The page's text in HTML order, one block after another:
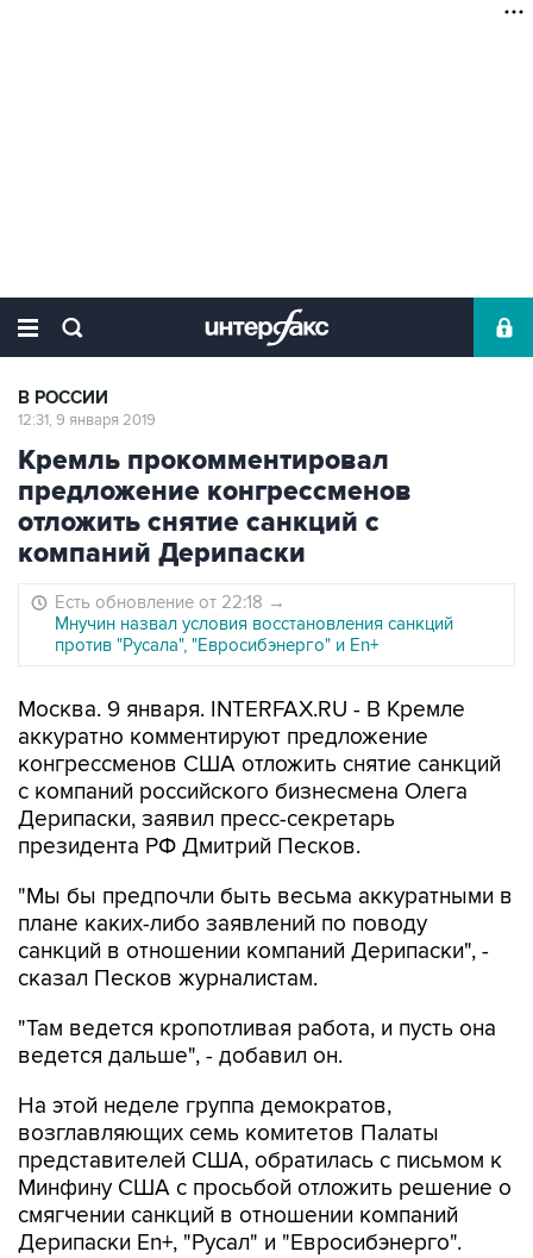
В РОССИИ
12:31, 9 января 2019
Кремль прокомментировал
предложение конгрессменов
отложить снятие санкций с
компаний Дерипаски
Есть обновление от 22:18 →
Мнучин назвал условия восстановления санкций
против "Русала", "Евросибэнерго" и En+
Москва. 9 января. INTERFAX.RU - В Кремле
аккуратно комментируют предложение
конгрессменов США отложить снятие санкций
с компаний российского бизнесмена Олега
Дерипаски, заявил пресс-секретарь
президента РФ Дмитрий Песков.
"Мы бы предпочли быть весьма аккуратными в
плане каких-либо заявлений по поводу
санкций в отношении компаний Дерипаски", -
сказал Песков журналистам.
"Там ведется кропотливая работа, и пусть она
ведется дальше", - добавил он.
На этой неделе группа демократов,
возглавляющих семь комитетов Палаты
представителей США, обратилась с письмом к
Минфину США с просьбой отложить решение о
смягчении санкций в отношении компаний
Дерипаски En+, "Русал" и "Евросибэнерго".